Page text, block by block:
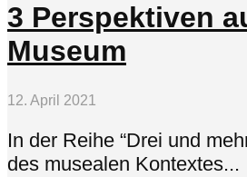
3 Perspektiven
Museum
12. April 2021
In der Reihe “Drei und
des musealen Kontextes...